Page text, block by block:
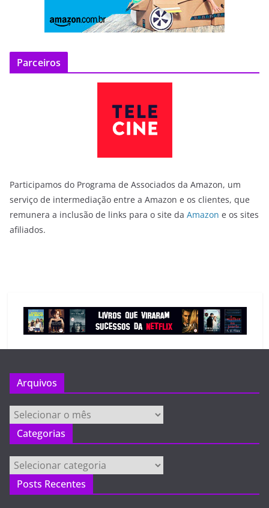
Parceiros
Participamos do Programa de Associados da Amazon, um
serviço de intermediação entre a Amazon e os clientes, que
remunera a inclusão de links para o site da Amazon e os sites
afiliados.
Arquivos
Arquivos
Categorias
Categorias
Posts Recentes